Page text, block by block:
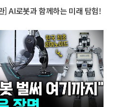
] AI로봇과 함께하는 미래 탐험!